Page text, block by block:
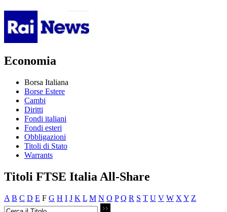
Economia
Borsa Italiana
Borse Estere
Cambi
Diritti
Fondi italiani
Fondi esteri
Obbligazioni
Titoli di Stato
Warrants
Titoli FTSE Italia All-Share
A B C D E F G H I J K L M N O P Q R S T U V W X Y Z